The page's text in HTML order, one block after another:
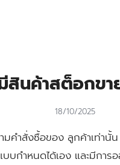
Call: 064-246-5614
นค้าสต็อกขา
18/10/2025
มคำสั่งซื้อของ ลูกค้าเท่านั้
บกำหนดได้เอง และมีการ